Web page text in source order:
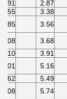
2.87
3.91
3.38
4.55
3.56
4.85
3.68
5.08
3.91
610
5.16
7.01
5.49
7.62
5.74
8.08